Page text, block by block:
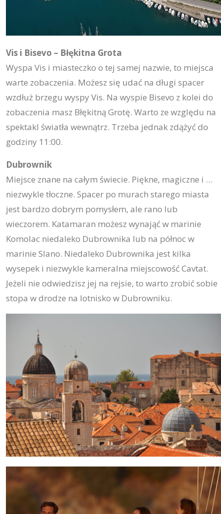
Vis i Bisevo – Błękitna Grota
Wyspa Vis i miasteczko o tej samej nazwie, to miejsca
warte zobaczenia. Możesz się udać na długi spacer
wzdłuż brzegu wyspy Vis. Na wyspie Bisevo z kolei do
zobaczenia masz Błękitną Grotę. Warto ze względu na
spektakl światła wewnątrz. Trzeba jednak zdążyć do
godziny 11:00.
Dubrownik
Miejsce znane na całym świecie. Piękne, magiczne i …
niezwykle tłoczne. Spacer po murach starego miasta
jest bardzo dobrym pomysłem, ale rano lub
wieczorem. Katamaran możesz wynająć w marinie
Komolac niedaleko Dubrownika lub na północ w
marinie Slano. Niedaleko Dubrownika jest kilka
wysepek i niezwykle kameralna miejscowość Cavtat.
Jeżeli nie odwiedzisz jej na rejsie, to warto zrobić sobie
stopa w drodze na lotnisko w Dubrowniku.